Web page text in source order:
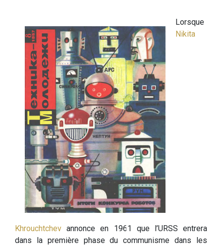
Lorsque
Nikita
Khrouchtchev annonce en 1961 que l’URSS entrera
dans la première phase du communisme dans les